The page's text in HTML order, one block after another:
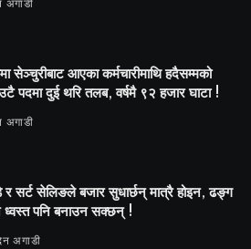
अगाडी
सेञ्चुरीबाट आएका कर्मचारीमाथि हदैसम्मको
पदमा दुई थरि तलब, वर्षमै ९२ हजार घाटा !
अगाडी
र सर्ट सेलिङले बजार सुधार्छन् मात्रै होइन, ढङ्ग
पनि बनाउन सक्छन् !
अगाडी